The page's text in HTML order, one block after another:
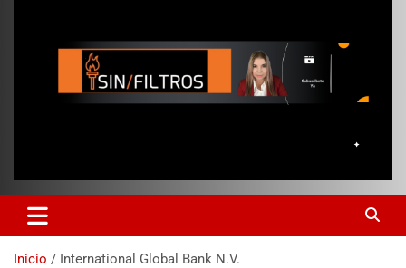
Inicio International Global Bank N.V.